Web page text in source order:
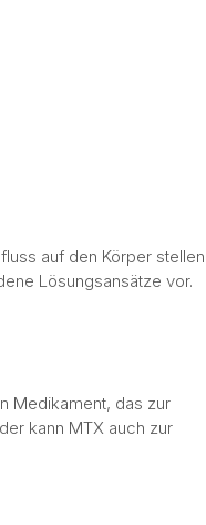
auf den Körper stellen
Lösungsansätze vor.
Medikament, das zur
kann MTX auch zur